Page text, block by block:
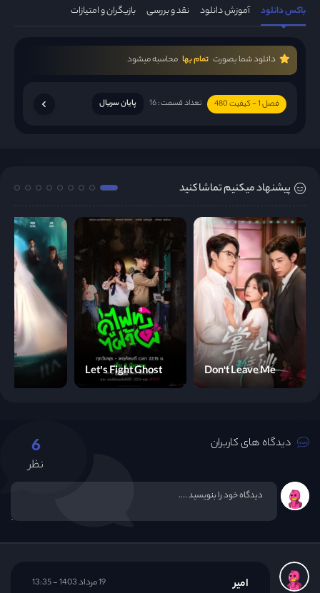
باکس دانلود آموزش دانلود نقد و بررسی بازیگران و امتیازات
دانلود شما بصورت تمام بها محاسبه میشود
فصل 1 - کیفیت 480 تعداد قسمت : 16 پایان سریال
پیشنهاد میکنیم تماشا کنید
Don't Leave Me
Let’s Fight Ghost
دیدگاه های کاربران 6
نظر
امیر 19 مرداد 1403 - 13:35